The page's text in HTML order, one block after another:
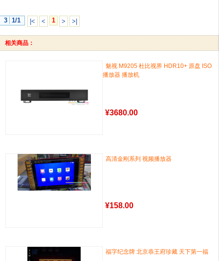
3 1/1 |< < 1 > >|
相关商品：
魅视 M9205 杜比视界 HDR10+ 原盘 ISO
播放器 播放机
¥3680.00
高清金刚系列 视频播放器
¥158.00
福字纪念牌 北京恭王府珍藏 天下第一福